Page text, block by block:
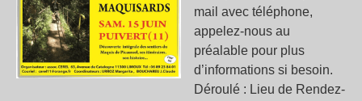
mail avec téléphone,
appelez-nous au
préalable pour plus
d’informations si besoin.
Déroulé : Lieu de Rendez-